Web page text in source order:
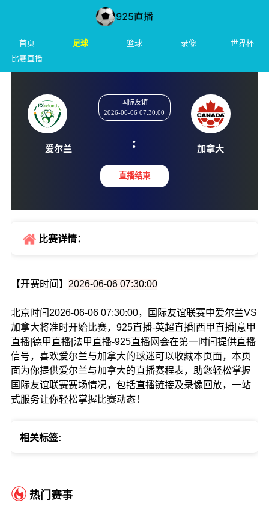
首页 足球 篮球 录像
世界杯
比赛直播
:
比赛详情：
【开赛时间】 2026-06-06 07:30:00
北京时间2026-06-06 07:30:00，国际友谊联赛中爱尔兰VS
加拿大将准时开始比赛，925直播-英超直播|西甲直播|意甲
直播|德甲直播|法甲直播-925直播网会在第一时间提供直播
信号，喜欢爱尔兰与加拿大的球迷可以收藏本页面，本页
面为你提供爱尔兰与加拿大的直播赛程表，助您轻松掌握
国际友谊联赛赛场情况，包括直播链接及录像回放，一站
式服务让你轻松掌握比赛动态！
相关标签:
热门赛事